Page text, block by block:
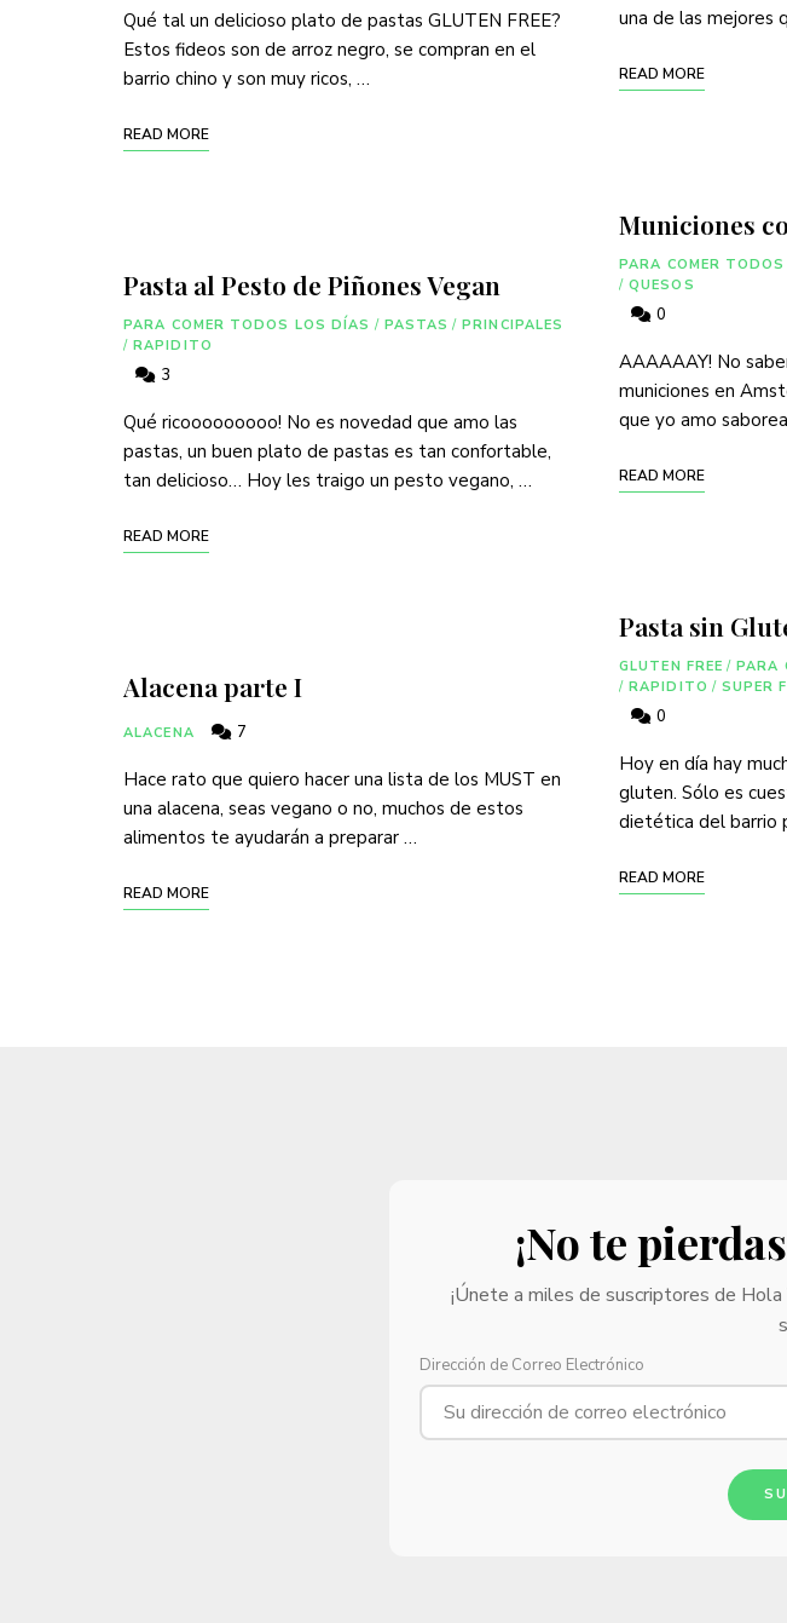
Qué tal un delicioso plato de pastas GLUTEN FREE?
Estos fideos son de arroz negro, se compran en el
barrio chino y son muy ricos, …
READ MORE
Pasta al Pesto de Piñones Vegan
PARA COMER TODOS LOS DÍAS / PASTAS / PRINCIPALES
/ RAPIDITO
3
Qué ricooooooooo! No es novedad que amo las
pastas, un buen plato de pastas es tan confortable,
tan delicioso… Hoy les traigo un pesto vegano, …
READ MORE
Alacena parte I
ALACENA 7
Hace rato que quiero hacer una lista de los MUST en
una alacena, seas vegano o no, muchos de estos
alimentos te ayudarán a preparar …
READ MORE
una de las mejores
READ MORE
Municiones
PARA COMER
/ QUESOS
0
AAAAAAY! No
municiones en
que yo amo
READ MORE
Pasta sin
GLUTEN FREE / PARA
/ RAPIDITO / SUPER
0
Hoy en día hay
gluten. Sólo es
dietética del barrio
READ MORE
¡No te
¡Únete a miles de suscriptores de
Dirección de Correo Electrónico